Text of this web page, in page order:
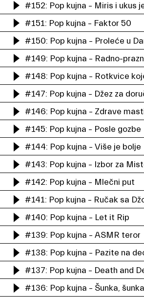
#152: Pop kujna – Miris i ukus
#151: Pop kujna – Faktor 50
#150: Pop kujna – Proleće u
#149: Pop kujna – Radno-
#148: Pop kujna – Rotkvice
#147: Pop kujna – Džez za
#146: Pop kujna – Zdrave
#145: Pop kujna – Posle gozbe
#144: Pop kujna – Više je bolje
#143: Pop kujna – Izbor za
#142: Pop kujna – Mlečni put
#141: Pop kujna – Ručak sa
#140: Pop kujna – Let it Rip
#139: Pop kujna – ASMR teror
#138: Pop kujna – Pazite na
#137: Pop kujna – Death and
#136: Pop kujna – Šunka, šunka